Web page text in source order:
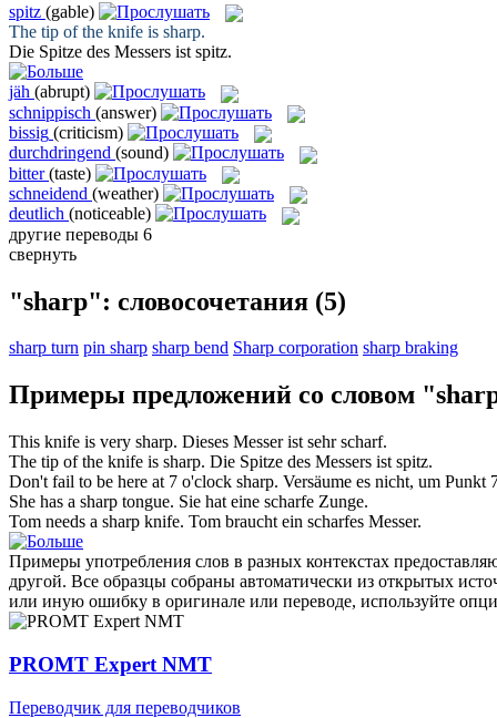
spitz (gable)
The tip of the knife is sharp.
Die Spitze des Messers ist spitz.
jäh (abrupt)
schnippisch (answer)
bissig (criticism)
durchdringend (sound)
bitter (taste)
schneidend (weather)
deutlich (noticeable)
другие переводы 6
свернуть
"sharp": словосочетания (5)
sharp turn pin sharp sharp bend Sharp corporation sharp braking
Примеры предложений со словом
This knife is very sharp. Dieses Messer ist sehrscharf.
The tip of the knife is sharp. Die Spitze des Messers ist spitz.
Don't fail to be here at 7 o'clock sharp. Versäume es nicht, um Punkt
She has a sharp tongue. Sie hat eine scharfe Zunge.
Tom needs a sharp knife. Tom braucht ein scharfes Messer.
Примеры употребления слов в разных контекстах
другой. Все образцы собраны автоматически из открытых
или иную ошибку в оригинале или переводе, используйте
PROMT Expert NMT
Переводчик для переводчиков